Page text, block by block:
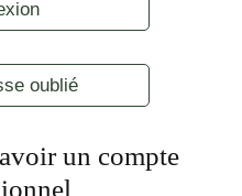
oublié
un compte